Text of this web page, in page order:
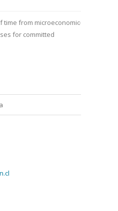
time from microeconomic
for committed